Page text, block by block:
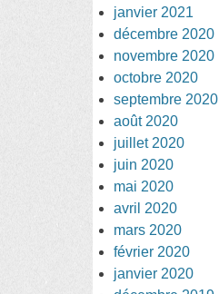
janvier 2021
décembre 2020
novembre 2020
octobre 2020
septembre 2020
août 2020
juillet 2020
juin 2020
mai 2020
avril 2020
mars 2020
février 2020
janvier 2020